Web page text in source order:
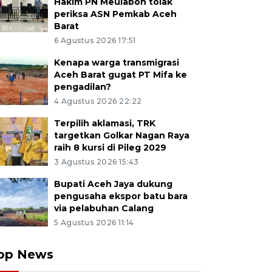
periksa ASN Pemkab Aceh
Barat
6 Agustus 2026 17:51
Kenapa warga transmigrasi
Aceh Barat gugat PT Mifa ke
pengadilan?
4 Agustus 2026 22:22
Terpilih aklamasi, TRK
targetkan Golkar Nagan Raya
raih 8 kursi di Pileg 2029
3 Agustus 2026 15:43
Bupati Aceh Jaya dukung
pengusaha ekspor batu bara
via pelabuhan Calang
5 Agustus 2026 11:14
News